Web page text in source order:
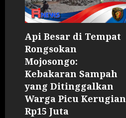
Api Besar di Tempat
Rongsokan
Mojosongo:
Kebakaran Sampah
yang Ditinggalkan
Warga Picu Kerugian
Rp15 Juta